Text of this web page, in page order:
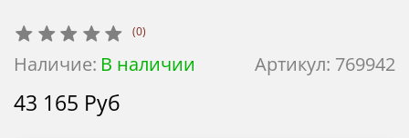
(0)
Артикул: 769942
Наличие: В наличии
43 165 Руб